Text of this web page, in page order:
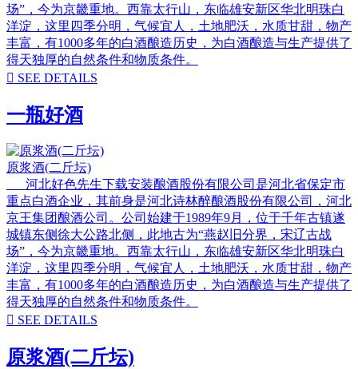
场”，今为京畿重地。西靠太行山，东临雄安新区华北明珠白
洋淀，这里四季分明，气候宜人，土地肥沃，水质甘甜，物产
丰富，有1000多年的白酒酿造历史，为白酒酿造与生产提供了
得天独厚的自然条件和物质条件。
 SEE DETAILS
一瓶好酒
原浆酒(二斤坛)
河北好色先生下载安装酿酒股份有限公司是河北省保定市
重点白酒企业，其前身是河北诗林醉酿酒股份有限公司，河北
京王集团酿酒公司。公司始建于1989年9月，位于千年古镇遂
城镇东侧徐大公路北侧，此地古为“燕赵旧分界，宋辽古战
场”，今为京畿重地。西靠太行山，东临雄安新区华北明珠白
洋淀，这里四季分明，气候宜人，土地肥沃，水质甘甜，物产
丰富，有1000多年的白酒酿造历史，为白酒酿造与生产提供了
得天独厚的自然条件和物质条件。
 SEE DETAILS
原浆酒(二斤坛)